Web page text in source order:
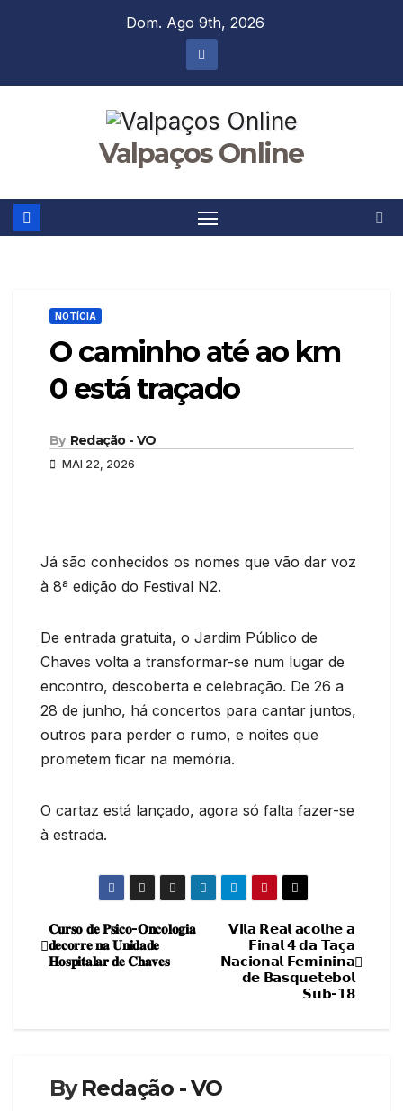
Dom. Ago 9th, 2026
Valpaços Online
NOTÍCIA
O caminho até ao km
0 está traçado
By Redação - VO
MAI 22, 2026
Já são conhecidos os nomes que vão dar voz
à 8ª edição do Festival N2.
De entrada gratuita, o Jardim Público de
Chaves volta a transformar-se num lugar de
encontro, descoberta e celebração. De 26 a
28 de junho, há concertos para cantar juntos,
outros para perder o rumo, e noites que
prometem ficar na memória.
O cartaz está lançado, agora só falta fazer-se
à estrada.
Navegação
de
𝗩𝗶𝗹𝗮 𝗥𝗲𝗮𝗹 𝗮𝗰𝗼𝗹𝗵𝗲 𝗮
𝗙𝗶𝗻𝗮𝗹 𝟰 𝗱𝗮 𝗧𝗮𝗰̧𝗮
𝗡𝗮𝗰𝗶𝗼𝗻𝗮𝗹 𝗙𝗲𝗺𝗶𝗻𝗶𝗻𝗮
𝗱𝗲 𝗕𝗮𝘀𝗾𝘂𝗲𝘁𝗲𝗯𝗼𝗹
𝗦𝘂𝗯-𝟭𝟴
𝐂𝐮𝐫𝐬𝐨 𝐝𝐞 𝐏𝐬𝐢𝐜𝐨-𝐎𝐧𝐜𝐨𝐥𝐨𝐠𝐢𝐚
𝐝𝐞𝐜𝐨𝐫𝐫𝐞 𝐧𝐚 𝐔𝐧𝐢𝐝𝐚𝐝𝐞
𝐇𝐨𝐬𝐩𝐢𝐭𝐚𝐥𝐚𝐫 𝐝𝐞 𝐂𝐡𝐚𝐯𝐞𝐬
ByRedação - VO